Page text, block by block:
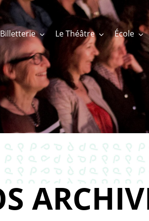
Billetterie Le Théâtre École